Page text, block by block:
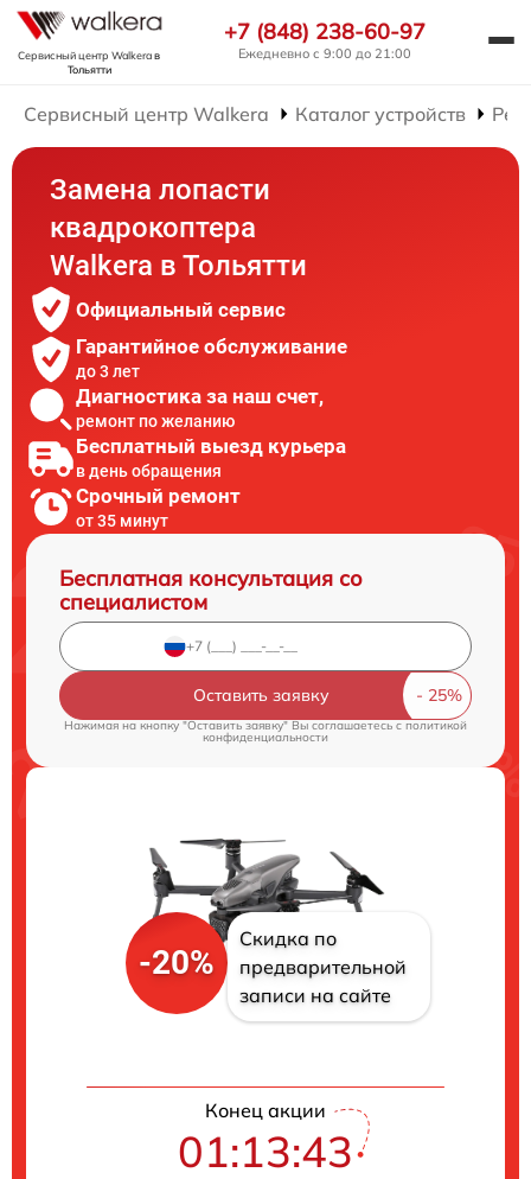
Сервисный центр Walkeraв
Тольятти
+7 (848) 238-60-97
Ежедневно с 9:00 до 21:00
Сервисный центр Walkera Каталог устройств
Замена лопасти
квадрокоптера
Walkera в Тольятти
Официальный сервис
Гарантийное обслуживание
до 3 лет
Диагностика за наш счет,
ремонт по желанию
Бесплатный выезд курьера
в день обращения
Срочный ремонт
от 35 минут
Бесплатная консультация со
специалистом
Оставить заявку
Нажимая на кнопку "Оставить заявку" Вы соглашаетесь cполитикой
конфиденциальности
-20%
Скидка по
предварительной
записи на сайте
Конец акции
01:13:42